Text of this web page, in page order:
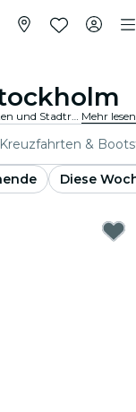
Erlebe Stockholm wie nie zuvor mit Stadtrundfahrten und Stadtrundfahrtpaketen. Während du die berühmten Wahrzeichen, versteckten Juwelen und lokalen Hotspots von Stockholm erkundest, entdeckst du die Geschichten, die die Stadt zum Leben erwecken. Mehr lesen
Kreuzfahrten &
Diese